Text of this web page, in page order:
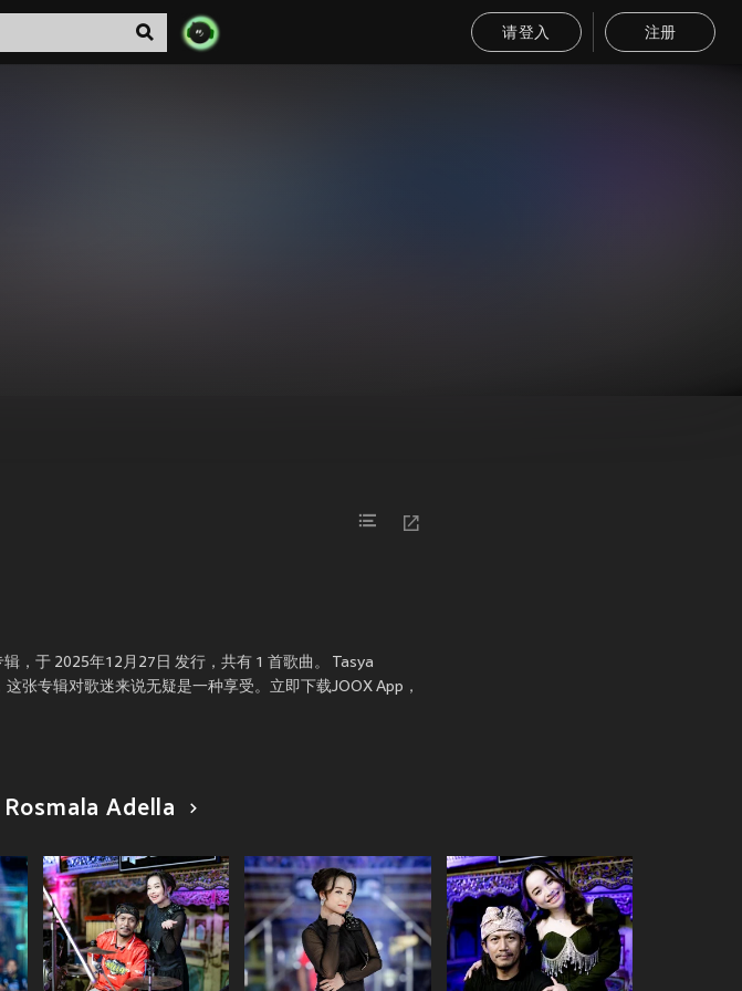
请登入 注册
，于 2025年12月27日 发行，共有 1 首歌曲。 Tasya
张专辑对歌迷来说无疑是一种享受。立即下载JOOX App，
Rosmala Adella